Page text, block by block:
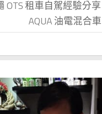
OTS 租車自駕經驗分享
AQUA 油電混合車